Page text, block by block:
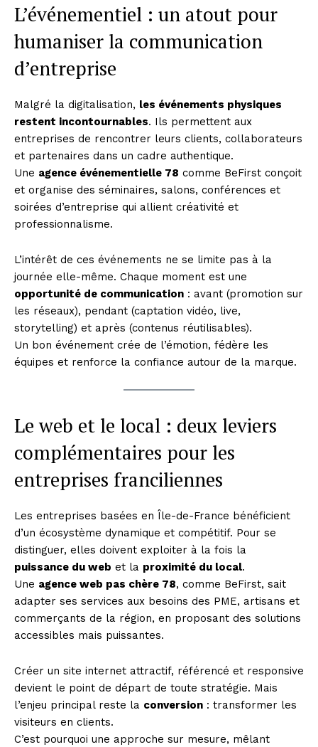
L’événementiel : un atout pour
humaniser la communication
d’entreprise
Malgré la digitalisation, les événements physiques
restent incontournables. Ils permettent aux
entreprises de rencontrer leurs clients, collaborateurs
et partenaires dans un cadre authentique.
Une agence événementielle 78 comme BeFirst conçoit
et organise des séminaires, salons, conférences et
soirées d’entreprise qui allient créativité et
professionnalisme.
L’intérêt de ces événements ne se limite pas à la
journée elle-même. Chaque moment est une
opportunité de communication : avant (promotion sur
les réseaux), pendant (captation vidéo, live,
storytelling) et après (contenus réutilisables).
Un bon événement crée de l’émotion, fédère les
équipes et renforce la confiance autour de la marque.
Le web et le local : deux leviers
complémentaires pour les
entreprises franciliennes
Les entreprises basées en Île-de-France bénéficient
d’un écosystème dynamique et compétitif. Pour se
distinguer, elles doivent exploiter à la fois la
puissance du web et la proximité du local.
Une agence web pas chère 78, comme BeFirst, sait
adapter ses services aux besoins des PME, artisans et
commerçants de la région, en proposant des solutions
accessibles mais puissantes.
Créer un site internet attractif, référencé et responsive
devient le point de départ de toute stratégie. Mais
l’enjeu principal reste la conversion : transformer les
visiteurs en clients.
C’est pourquoi une approche sur mesure, mêlant